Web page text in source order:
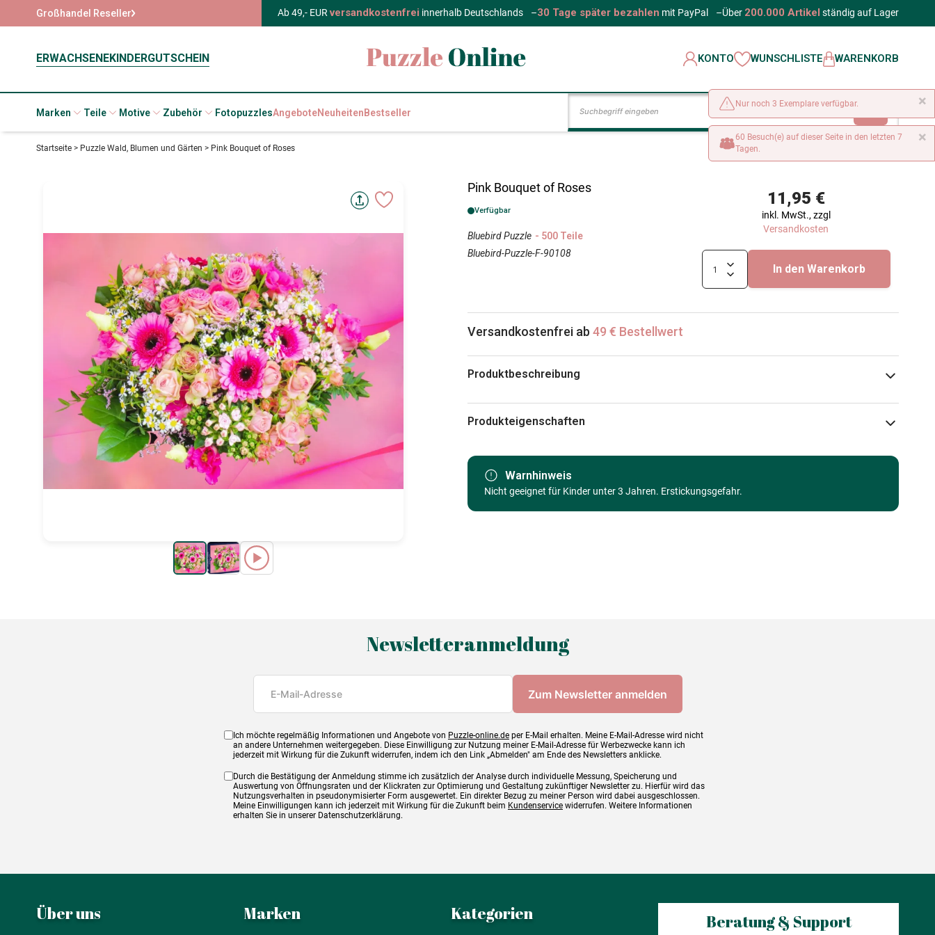
Großhandel Reseller Ab 49,- EURversandkostenfrei innerhalb Deutschlands –30 Tage später bezahlen mit PayPal –Über 200.000 Artikel ständig auf Lager
ERWACHSENEKINDERGUTSCHEIN KONTO WUNSCHLISTE WARENKORB
Marken Teile Motive Zubehör FotopuzzlesAngeboteNeuheitenBestseller
Startseite > Puzzle Wald, Blumen und Gärten > Pink Bouquet of Roses
Pink Bouquet of Roses
Verfügbar
Bluebird Puzzle - 500 Teile
Bluebird-Puzzle-F-90108
11,95 €
inkl. MwSt., zzgl
Versandkosten
In den Warenkorb
Versandkostenfrei ab 49 € Bestellwert
Produktbeschreibung
Pixabay - Gellinger
Produkteigenschaften
Kategorie
Puzzle für Erwachsene (500 bis 48000 Teile)
Warnhinweis
Nicht geeignet für Kinder unter 3 Jahren. Erstickungsgefahr.
Newsletteranmeldung
Ich möchte regelmäßig Informationen und Angebote von Puzzle-online.de per E-Mail erhalten. Meine E-Mail-Adresse wird nicht
an andere Unternehmen weitergegeben. Diese Einwilligung zur Nutzung meiner E-Mail-Adresse für Werbezwecke kann ich
jederzeit mit Wirkung für die Zukunft widerrufen, indem ich den Link „Abmelden" am Ende des Newsletters anklicke.
Durch die Bestätigung der Anmeldung stimme ich zusätzlich der Analyse durch individuelle Messung, Speicherung und
Auswertung von Öffnungsraten und der Klickraten zur Optimierung und Gestaltung zukünftiger Newsletter zu. Hierfür wird das
Nutzungsverhalten in pseudonymisierter Form ausgewertet. Ein direkter Bezug zu meiner Person wird dabei ausgeschlossen.
Meine Einwilligungen kann ich jederzeit mit Wirkung für die Zukunft beim Kundenservice widerrufen. Weitere Informationen
erhalten Sie in unserer Datenschutzerklärung.
Über uns Marken Kategorien Beratung & Support
×
Nur noch 3 Exemplare verfügbar.
×
60 Besuch(e) auf dieser Seite in den letzten 7
Tagen.